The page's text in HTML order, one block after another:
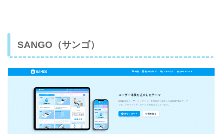
SANGO（サンゴ）